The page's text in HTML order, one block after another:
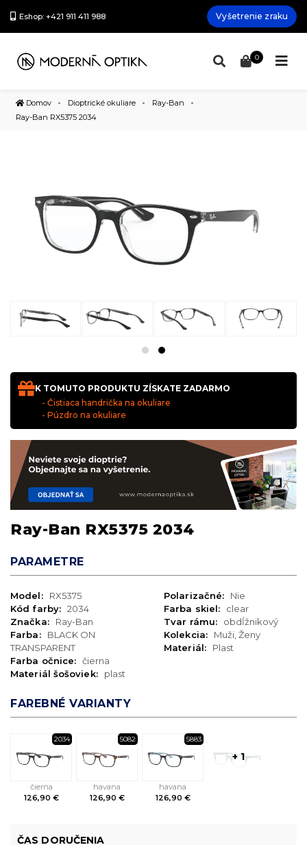
Eshop: +421 911 411 988 Vyšetrenie zraku
0
Domov Dioptrické okuliare
Ray-Ban
Ray-Ban RX5375 2034
K TOMUTO PRODUKTU ZÍSKATE ZADARMO
- Čistiaca handrička na okuliare
- Púzdro na okuliare
Ray-Ban RX5375 2034
PARAMETRE
Model:
RX5375
Kód farby: 2034
Značka:
Ray-Ban
Farba:
BLACK ON
TRANSPARENT
Farba očnice: čierna
Materiál šošoviek:
plast
Polarizačné:
Nie
Farba skiel:
clear
Tvar rámu:
obdĺžnikový
Kolekcia:
Muži, Ženy
Materiál:
Plast
FAREBNÉ VARIANTY
2034
čierna
126,90 €
5082
havana
126,90 €
5883
havana
126,90 €
+ 1
ČAS DORUČENIA